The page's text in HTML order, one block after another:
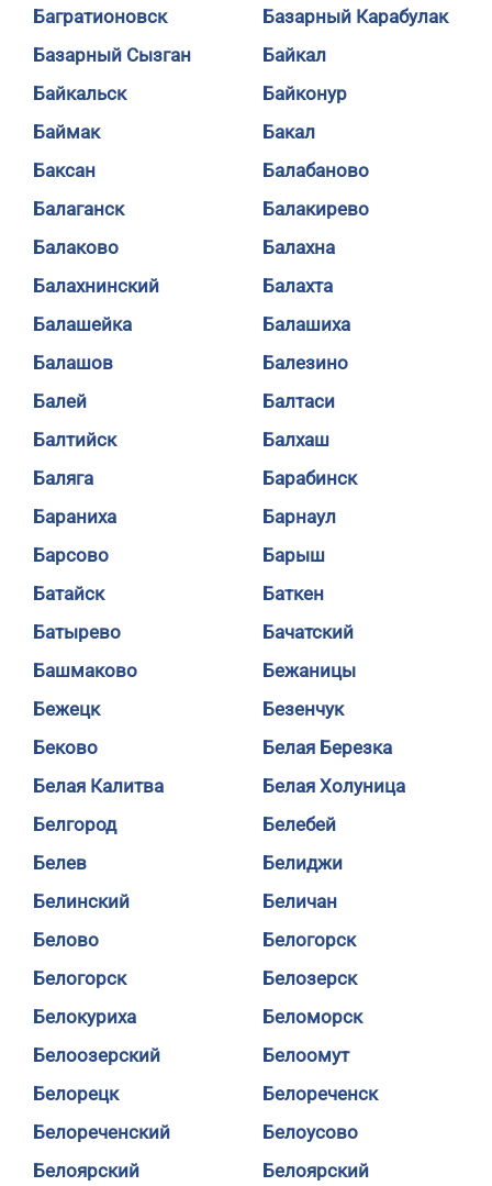
Багратионовск
Базарный Карабулак
Базарный Сызган
Байкал
Байкальск
Байконур
Баймак
Бакал
Баксан
Балабаново
Балаганск
Балакирево
Балаково
Балахна
Балахнинский
Балахта
Балашейка
Балашиха
Балашов
Балезино
Балей
Балтаси
Балтийск
Балхаш
Баляга
Барабинск
Бараниха
Барнаул
Барсово
Барыш
Батайск
Баткен
Батырево
Бачатский
Башмаково
Бежаницы
Бежецк
Безенчук
Беково
Белая Березка
Белая Калитва
Белая Холуница
Белгород
Белебей
Белев
Белиджи
Белинский
Беличан
Белово
Белогорск
Белогорск
Белозерск
Белокуриха
Беломорск
Белоозерский
Белоомут
Белорецк
Белореченск
Белореченский
Белоусово
Белоярский
Белоярский